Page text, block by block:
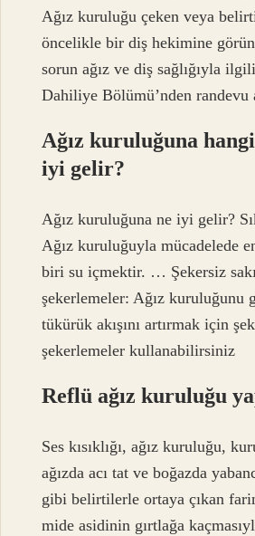
Ağız kuruluğu çeken veya
öncelikle bir diş hekimine
sorun ağız ve diş sağlığıyla
Dahiliye Bölümü’nden randevu
Ağız kuruluğuna
iyi gelir?
Ağız kuruluğuna ne iyi gelir?
Ağız kuruluğuyla mücadelede
biri su içmektir. … Şekersiz
şekerlemeler: Ağız kuruluğunu
tükürük akışını artırmak için
şekerlemeler kullanabilirsiniz
Reflü ağız kuruluğu
Ses kısıklığı, ağız kuruluğu,
ağızda acı tat ve boğazda
gibi belirtilerle ortaya çıkan
mide asidinin gırtlağa